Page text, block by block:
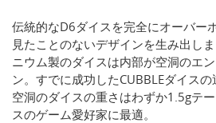
伝統的なD6ダイスを完全にオーバー
見たことのないデザインを生み出し
ニウム製のダイスは内部が空洞のエ
ン。すでに成功したCUBBLEダイス
空洞のダイスの重さはわずか1.5gテ
スのゲーム愛好家に最適。